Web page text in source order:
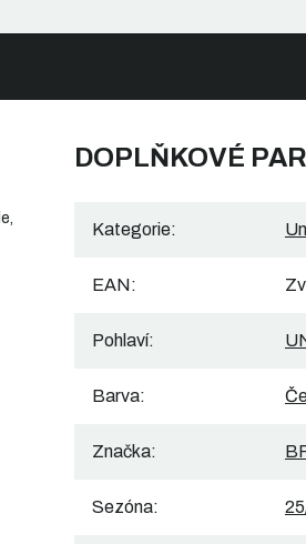
DOPLŇKOVÉ
Kategorie:
EAN:
Pohlaví:
Barva:
Značka:
Sezóna: